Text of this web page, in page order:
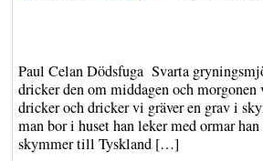
Paul Celan Dödsfuga Svarta
dricker den om middagen och
dricker och dricker vi gräver en grav i
man bor i huset han leker med ormar
skymmer till Tyskland […]